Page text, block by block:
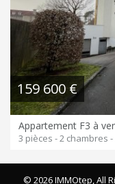
159 600 €
Appartement F3 à
3 pièces - 2 chambres -
© 2026 IMMOtep, All